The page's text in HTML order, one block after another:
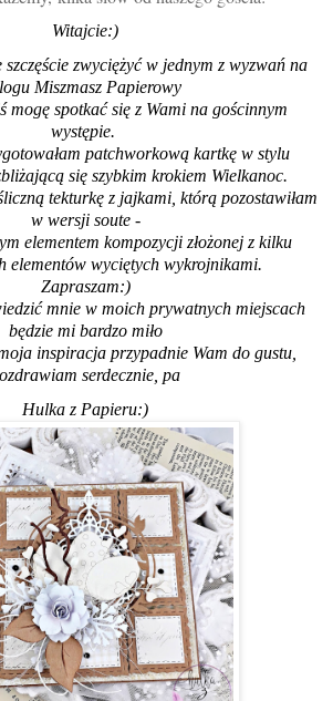
Witajcie:)
zwyciężyć w jednym z wyzwań na
Miszmasz Papierowy
mogę spotkać się z Wami na gościnnym
występie.
patchworkową kartkę w stylu
się szybkim krokiem Wielkanoc.
tekturkę z jajkami, którą pozostawiłam
w wersji soute -
elementem kompozycji złożonej z kilku
elementów wyciętych wykrojnikami.
Zapraszam:)
mnie w moich prywatnych miejscach
będzie mi bardzo miło
inspiracja przypadnie Wam do gustu,
serdecznie, pa
Hulka z Papieru:)